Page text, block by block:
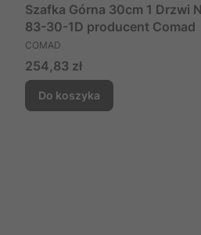
Szafka Górna 30cm 1 Drzwi
83-30-1D producent Comad
PRODUCENT
COMAD
Cena
254,83 zł
Do koszyka